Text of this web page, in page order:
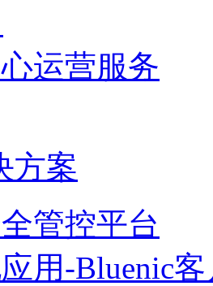
运营服务
方案
管控平台
用-Bluenic